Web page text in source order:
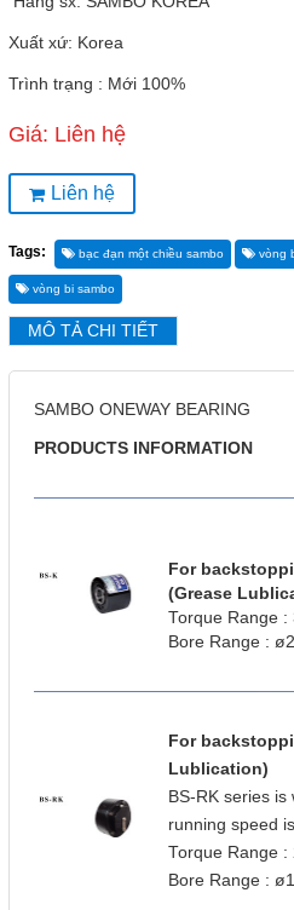
Xuất xứ: Korea
Trình trạng : Mới 100%
Giá: Liên hệ
Liên hệ
Tags: bạc đạn một chiều sambo vòng
vòng bi sambo
MÔ TẢ CHI TIẾT
SAMBO ONEWAY BEARING
PRODUCTS
For
(Grease
Torque Range :
Bore Range :
For
Lublication)
BS-RK series
running speed
Torque Range :
Bore Range :
HotLine
Email
Ngoctrung.cotrungviet@gmail.com
Gọi cho chúng tôi
Nhắn tin